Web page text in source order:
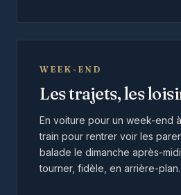
WEEK-END
Les trajets, les
En voiture pour un week-end
train pour rentrer voir les
balade le dimanche après-
tourner, fidèle, en arrière-plan.